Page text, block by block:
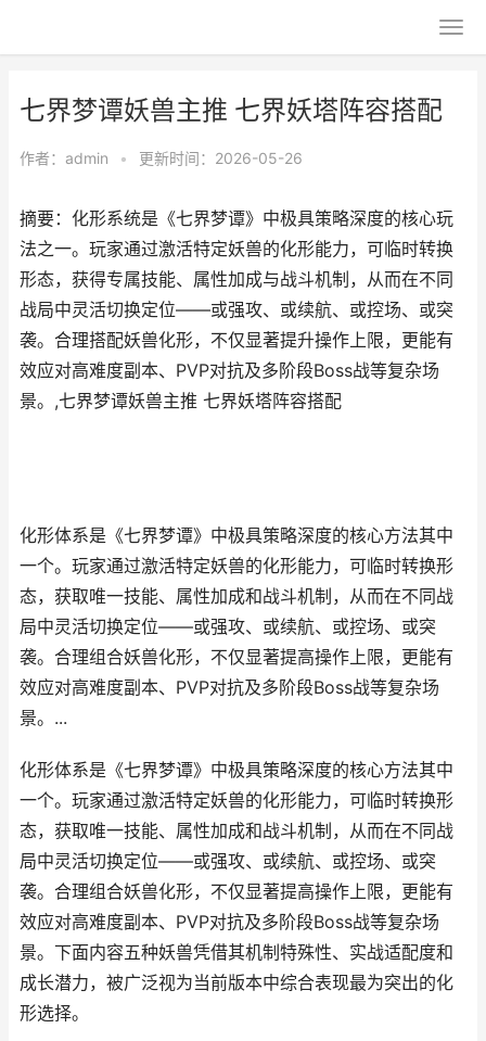
七界梦谭妖兽主推 七界妖塔阵容搭配
作者： admin • 更新时间：2026-05-26
摘要：化形系统是《七界梦谭》中极具策略深度的核心玩
法之一。玩家通过激活特定妖兽的化形能力，可临时转换
形态，获得专属技能、属性加成与战斗机制，从而在不同
战局中灵活切换定位——或强攻、或续航、或控场、或突
袭。合理搭配妖兽化形，不仅显著提升操作上限，更能有
效应对高难度副本、PVP对抗及多阶段Boss战等复杂场
景。,七界梦谭妖兽主推 七界妖塔阵容搭配
化形体系是《七界梦谭》中极具策略深度的核心方法其中
一个。玩家通过激活特定妖兽的化形能力，可临时转换形
态，获取唯一技能、属性加成和战斗机制，从而在不同战
局中灵活切换定位——或强攻、或续航、或控场、或突
袭。合理组合妖兽化形，不仅显著提高操作上限，更能有
效应对高难度副本、PVP对抗及多阶段Boss战等复杂场
景。...
化形体系是《七界梦谭》中极具策略深度的核心方法其中
一个。玩家通过激活特定妖兽的化形能力，可临时转换形
态，获取唯一技能、属性加成和战斗机制，从而在不同战
局中灵活切换定位——或强攻、或续航、或控场、或突
袭。合理组合妖兽化形，不仅显著提高操作上限，更能有
效应对高难度副本、PVP对抗及多阶段Boss战等复杂场
景。下面内容五种妖兽凭借其机制特殊性、实战适配度和
成长潜力，被广泛视为当前版本中综合表现最为突出的化
形选择。